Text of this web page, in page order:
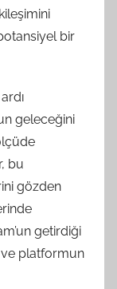
bir
geleceğini
bu
gözden
getirdiği
ve platformun